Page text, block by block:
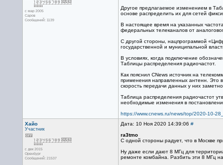
с мар 2005
Саров
Сообщений: 1139
Другое предлагаемое изменением в
основе распределить их для сетей
В настоящее время на указанных
федеральных телеканалов от
С другой стороны, нацпрограммой
государственной и муниципальной
В условиях, когда подключение
Таблицы распределения радиочастот.
Как пояснил CNews источник на
применения направленных антенн. Это
скорость передачи данных у них
Таблица распределения радиочастот
необходимые изменения в
https://www.cnews.ru/news/top/2020-10-
Хайо
Участник
с дек 2015
Оренбург
Сообщений: 21537
Дата: 10 Ноя 2020 14:39:06 #
ra3tmo
С одной стороны радует, что в Москве
Ну даже если дают 8 МГц для
ремонте комбайна. Разбить эти 8 МГц